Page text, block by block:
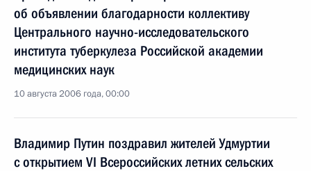
об объявлении благодарности коллективу
Центрального научно-исследовательского
института туберкулеза Российской академии
медицинских наук
10 августа 2006 года, 00:00
Владимир Путин поздравил жителей Удмуртии
с открытием VI Всероссийских летних сельских